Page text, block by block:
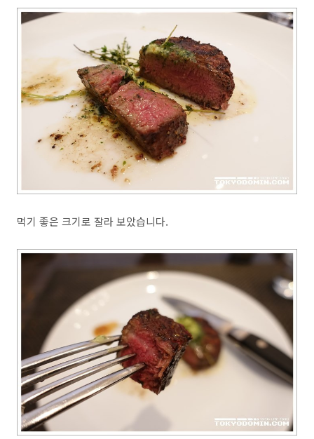
먹기 좋은 크기로 잘라 보았습니다.